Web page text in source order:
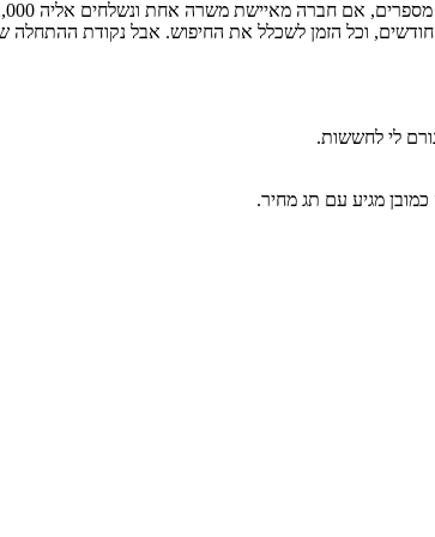
וכל הזמן לשכלל את החיפוש. אבל נקודת ההתחלה
לי לחששות.
מגיע עם תג מחיר.